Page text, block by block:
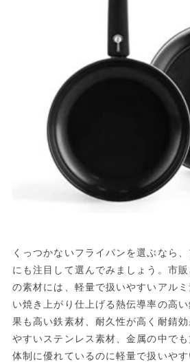
くっつかないフライパンを選ぶなら
にも注目して選んでみましょう。市
の素材には、軽量で扱いやすいアル
い焼き上がり仕上げる熱伝導率の高
果も高い鉄素材、耐久性が高く耐錆
やすいステンレス素材、金属の中で
体制に優れているのに軽量で扱いや